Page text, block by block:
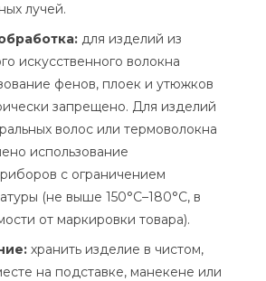
лучей.
для изделий из
искусственного волокна
фенов, плоек и утюжков
запрещено. Для изделий
волос или термоволокна
использование
с ограничением
(не выше 150°C–180°C, в
от маркировки товара).
хранить изделие в чистом,
на подставке, манекене или